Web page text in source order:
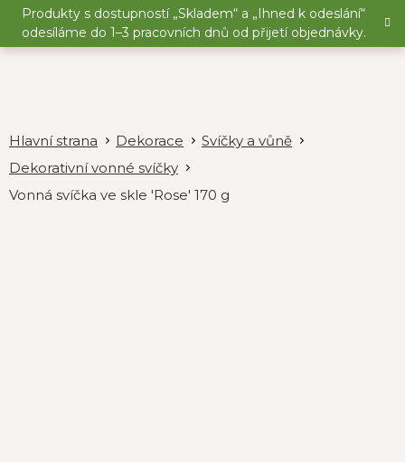
Přejít
obsah
Produkty s dostupností „Skladem“ a „Ihned k odeslání“
odesíláme do 1–3 pracovních dnů od přijetí objednávky.
Dekorace
Svíčky a vůně
Dekorativní vonné svíčky
Vonná svíčka ve skle 'Rose' 170 g